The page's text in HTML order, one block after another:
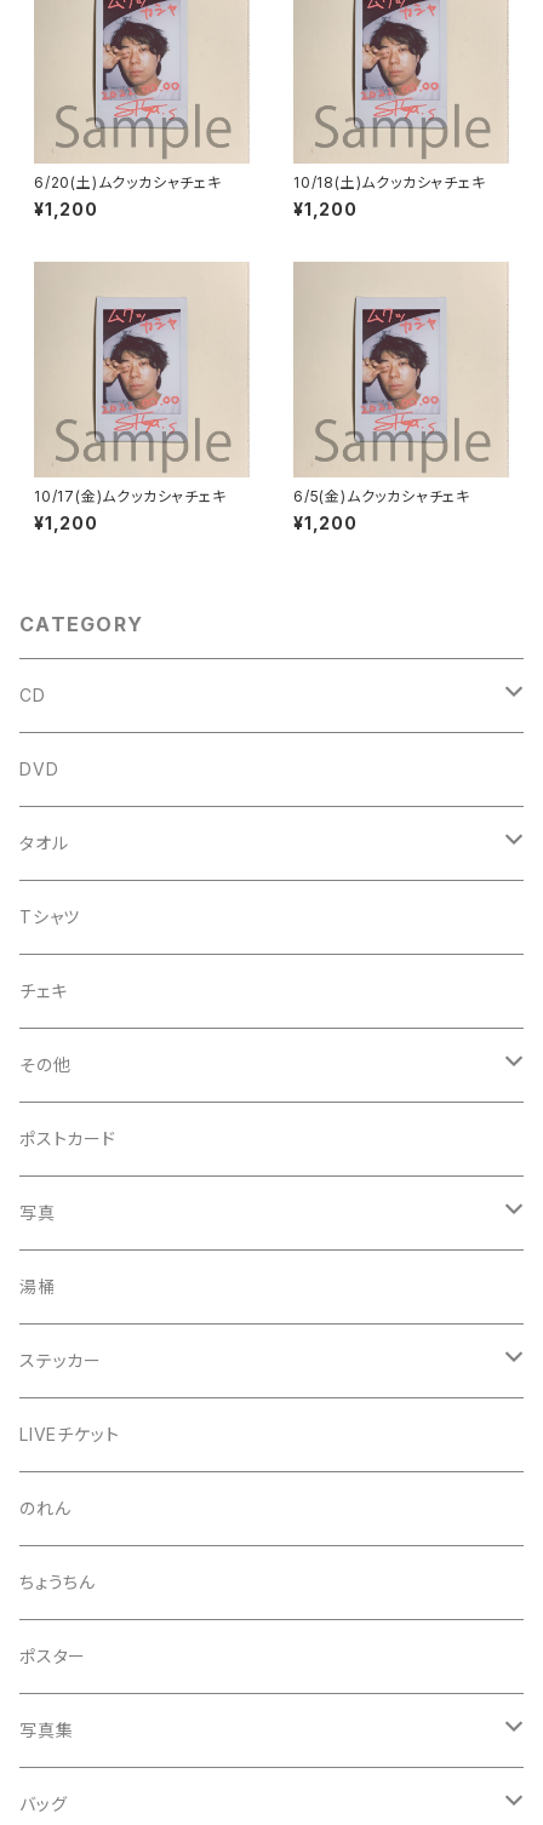
6/20(土)ムクッカシャチェキ
¥1,200
10/18(土)ムクッカシャチェキ
¥1,200
10/17(金)ムクッカシャチェキ
¥1,200
6/5(金)ムクッカシャチェキ
¥1,200
CATEGORY
CD
アルバム
企画CD
シングル
DVD
タオル
菅沼温泉タオル
菅沼エアーかおる
菅沼温泉ハンカチタオル
手ぬぐい
Tシャツ
チェキ
その他
コースター
うちわ
きんちゃく
マッチ
くつ下
お礼ボイス
アクリルスタンド
灰皿
ポストカード
写真
24節気少年
芒種風景
夏至風景
白露
生写真
プロマイド（マルベル堂）
湯桶
ステッカー
24節気少年
毅然湯
スガヌマンチョコシール
A HARD DAY'S NIGHT
with the suganuma's
LIVEチケット
のれん
ちょうちん
ポスター
写真集
５歳刻み写真集
バッグ